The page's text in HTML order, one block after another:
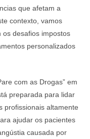
que afetam a
contexto, vamos
desafios impostos
personalizados
com as Drogas” em
preparada para lidar
profissionais altamente
ajudar os pacientes
causada por